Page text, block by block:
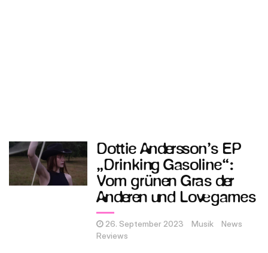
Dottie Andersson’s EP
„Drinking Gasoline“:
Vom grünen Gras der
Anderen und Lovegames
26. September 2023 Musik
News
Reviews